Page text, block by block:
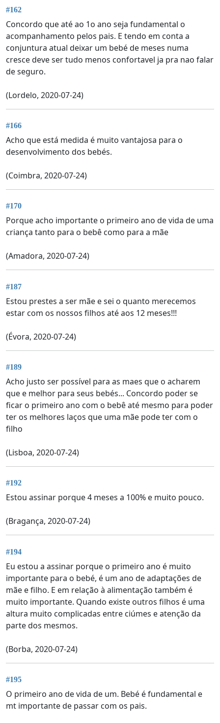
#162
Concordo que até ao 1o ano seja fundamental o
acompanhamento pelos pais. E tendo em conta a
conjuntura atual deixar um bebé de meses numa
cresce deve ser tudo menos confortavel ja pra nao falar
de seguro.
(Lordelo, 2020-07-24)
#166
Acho que está medida é muito vantajosa para o
desenvolvimento dos bebés.
(Coimbra, 2020-07-24)
#170
Porque acho importante o primeiro ano de vida de uma
criança tanto para o bebê como para a mãe
(Amadora, 2020-07-24)
#187
Estou prestes a ser mãe e sei o quanto merecemos
estar com os nossos filhos até aos 12 meses!!!
(Évora, 2020-07-24)
#189
Acho justo ser possível para as maes que o acharem
que e melhor para seus bebés... Concordo poder se
ficar o primeiro ano com o bebê até mesmo para poder
ter os melhores laços que uma mãe pode ter com o
filho
(Lisboa, 2020-07-24)
#192
Estou assinar porque 4 meses a 100% e muito pouco.
(Bragança, 2020-07-24)
#194
Eu estou a assinar porque o primeiro ano é muito
importante para o bebé, é um ano de adaptações de
mãe e filho. E em relação à alimentação também é
muito importante. Quando existe outros filhos é uma
altura muito complicadas entre ciúmes e atenção da
parte dos mesmos.
(Borba, 2020-07-24)
#195
O primeiro ano de vida de um. Bebé é fundamental e
mt importante de passar com os pais.